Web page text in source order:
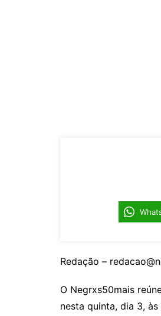
Redação –
O Negrxs50mais
nesta quinta, dia 3, às